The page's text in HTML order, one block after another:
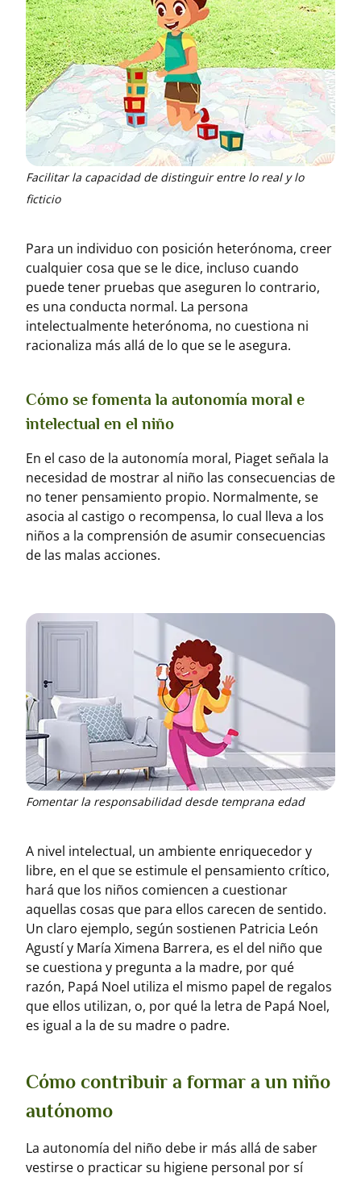
Facilitar la capacidad de distinguir entre lo real y lo
ficticio
Para un individuo con posición heterónoma, creer
cualquier cosa que se le dice, incluso cuando
puede tener pruebas que aseguren lo contrario,
es una conducta normal. La persona
intelectualmente heterónoma, no cuestiona ni
racionaliza más allá de lo que se le asegura.
Cómo se fomenta la autonomía moral e
intelectual en el niño
En el caso de la autonomía moral, Piaget señala la
necesidad de mostrar al niño las consecuencias de
no tener pensamiento propio. Normalmente, se
asocia al castigo o recompensa, lo cual lleva a los
niños a la comprensión de asumir consecuencias
de las malas acciones.
Fomentar la responsabilidad desde temprana edad
A nivel intelectual, un ambiente enriquecedor y
libre, en el que se estimule el pensamiento crítico,
hará que los niños comiencen a cuestionar
aquellas cosas que para ellos carecen de sentido.
Un claro ejemplo, según sostienen Patricia León
Agustí y María Ximena Barrera, es el del niño que
se cuestiona y pregunta a la madre, por qué
razón, Papá Noel utiliza el mismo papel de regalos
que ellos utilizan, o, por qué la letra de Papá Noel,
es igual a la de su madre o padre.
Cómo contribuir a formar a un niño
autónomo
La autonomía del niño debe ir más allá de saber
vestirse o practicar su higiene personal por sí